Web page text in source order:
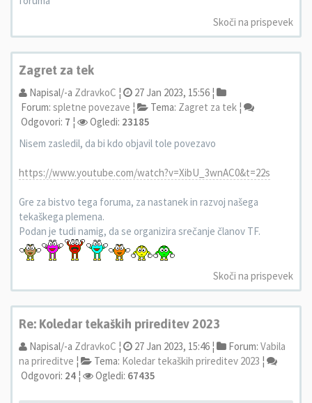
Skoči na prispevek
Zagret za tek
Napisal/-a ZdravkoC ¦
27 Jan 2023, 15:56 ¦
Forum: spletne povezave ¦ Tema: Zagret za tek ¦
Odgovori: 7 ¦ Ogledi: 23185
Nisem zasledil, da bi kdo objavil tole povezavo
https://www.youtube.com/watch?v=XibU_3wnAC0&t=22s
Gre za bistvo tega foruma, za nastanek in razvoj našega
tekaškega plemena.
Podan je tudi namig, da se organizira srečanje članov TF.
Skoči na prispevek
Re: Koledar tekaških prireditev 2023
Napisal/-a ZdravkoC ¦ 27 Jan 2023, 15:46 ¦ Forum: Vabila
na prireditve ¦ Tema: Koledar tekaških prireditev 2023 ¦
Odgovori: 24 ¦ Ogledi: 67435